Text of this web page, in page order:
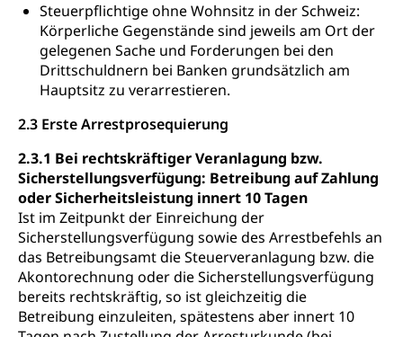
Steuerpflichtige ohne Wohnsitz in der Schweiz:
Körperliche Gegenstände sind jeweils am Ort der
gelegenen Sache und Forderungen bei den
Drittschuldnern bei Banken grundsätzlich am
Hauptsitz zu verarrestieren.
2.3 Erste Arrestprosequierung
2.3.1 Bei rechtskräftiger Veranlagung bzw.
Sicherstellungsverfügung: Betreibung auf Zahlung
oder Sicherheitsleistung innert 10 Tagen
Ist im Zeitpunkt der Einreichung der
Sicherstellungsverfügung sowie des Arrestbefehls an
das Betreibungsamt die Steuerveranlagung bzw. die
Akontorechnung oder die Sicherstellungsverfügung
bereits rechtskräftig, so ist gleichzeitig die
Betreibung einzuleiten, spätestens aber innert 10